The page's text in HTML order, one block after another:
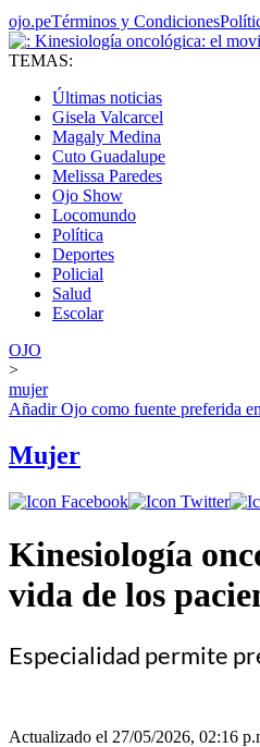
ojo.peTérminos y Condiciones
TEMAS:
Últimas noticias
Gisela Valcarcel
Magaly Medina
Cuto Guadalupe
Melissa Paredes
Ojo Show
Locomundo
Política
Deportes
Policial
Salud
Escolar
OJO
>
mujer
AñadirOjo como fuente preferida en
Mujer
Kinesiología
vida de los
Especialidad permite
Actualizado el 27/05/2026, 02:16